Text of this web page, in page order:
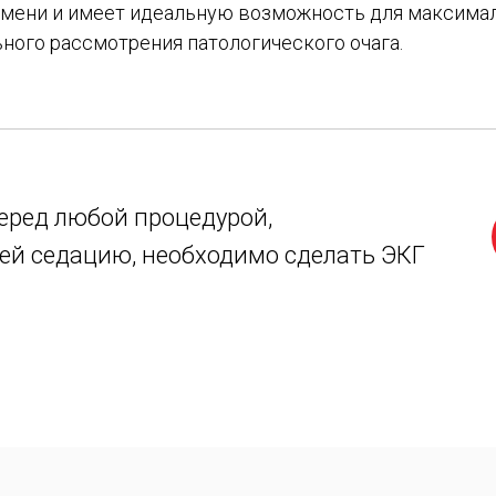
и имеет идеальную возможность для
рассмотрения патологического очага.
любой процедурой,
седацию, необходимо сделать ЭКГ